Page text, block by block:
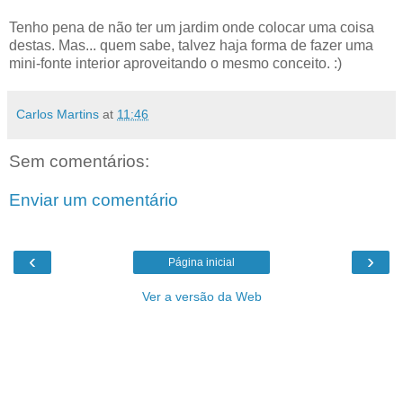
Tenho pena de não ter um jardim onde colocar uma coisa
destas. Mas... quem sabe, talvez haja forma de fazer uma
mini-fonte interior aproveitando o mesmo conceito. :)
Carlos Martins at 11:46
Sem comentários:
Enviar um comentário
‹ ›
Página inicial
Ver a versão da Web